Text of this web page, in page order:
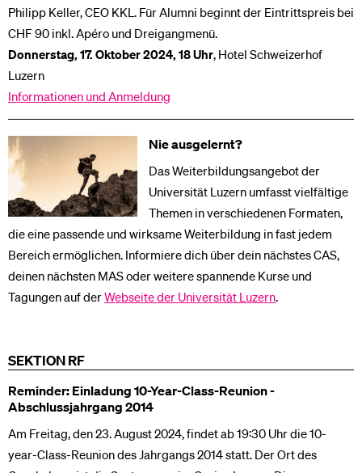
Philipp Keller, CEO KKL. Für Alumni beginnt der Eintrittspreis bei
CHF 90 inkl. Apéro und Dreigangmenü.
Donnerstag, 17. Oktober 2024, 18 Uhr, Hotel Schweizerhof
Luzern
Informationen und Anmeldung
Nie ausgelernt?
Das Weiterbildungsangebot der
Universität Luzern umfasst vielfältige
Themen in verschiedenen Formaten,
die eine passende und wirksame Weiterbildung in fast jedem
Bereich ermöglichen. Informiere dich über dein nächstes CAS,
deinen nächsten MAS oder weitere spannende Kurse und
Tagungen auf derWebseite der Universität Luzern.
SEKTION RF
Reminder: Einladung 10-Year-Class-Reunion -
Abschlussjahrgang 2014
Am Freitag, den 23. August 2024, findet ab 19:30 Uhr die 10-
year-Class-Reunion des Jahrgangs 2014 statt. Der Ort des